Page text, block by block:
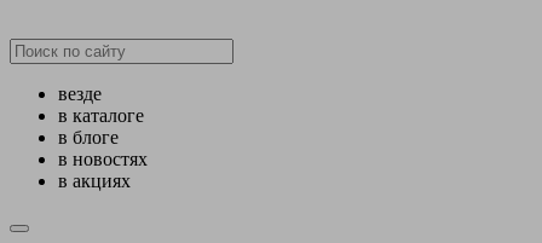
везде
в каталоге
в блоге
в новостях
в акциях